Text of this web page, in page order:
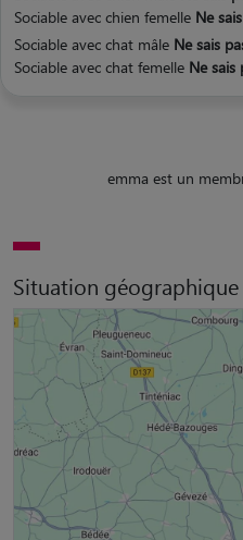
Sociable avec chien femelle Ne
Sociable avec chat mâle Ne sais
Sociable avec chat femelle Ne sais
emma est un
Situation géographique